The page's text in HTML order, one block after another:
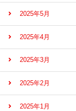
2025年5月
2025年4月
2025年3月
2025年2月
2025年1月